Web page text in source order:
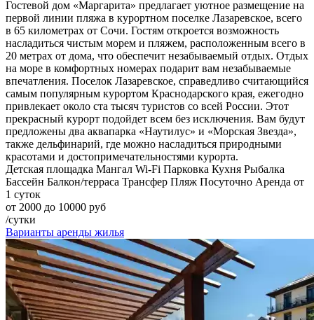
Гостевой дом «Маргарита» предлагает уютное размещение на
первой линии пляжа в курортном поселке Лазаревское, всего
в 65 километрах от Сочи. Гостям откроется возможность
насладиться чистым морем и пляжем, расположенным всего в
20 метрах от дома, что обеспечит незабываемый отдых. Отдых
на море в комфортных номерах подарит вам незабываемые
впечатления. Поселок Лазаревское, справедливо считающийся
самым популярным курортом Краснодарского края, ежегодно
привлекает около ста тысяч туристов со всей России. Этот
прекрасный курорт подойдет всем без исключения. Вам будут
предложены два аквапарка «Наутилус» и «Морская Звезда»,
также дельфинарий, где можно насладиться природными
красотами и достопримечательностями курорта.
Детская площадка Мангал Wi-Fi Парковка Кухня Рыбалка
Бассейн Балкон/терраса Трансфер Пляж Посуточно Аренда от
1 суток
от 2000 до 10000 руб
/сутки
Варианты аренды жилья